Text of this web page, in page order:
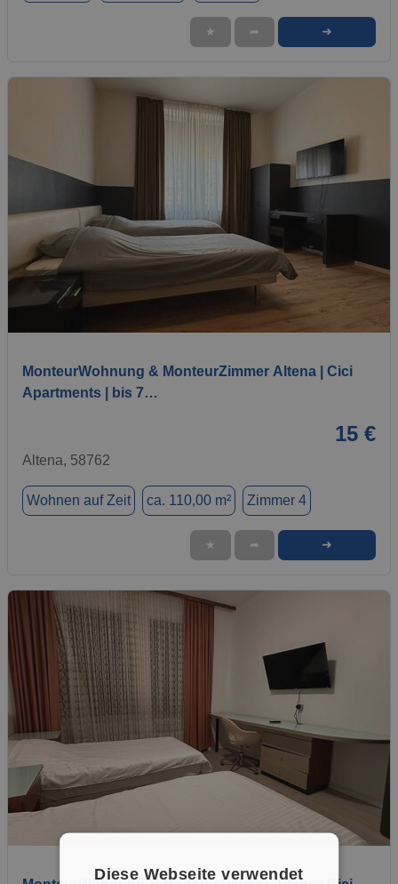
★ ➦ ➜
MonteurWohnung & MonteurZimmer Altena | Cici
Apartments | bis 7…
15 €
Altena, 58762
Wohnen auf Zeit ca. 110,00 m² Zimmer 4
★ ➦ ➜
1 / 7
Diese Webseite verwendet